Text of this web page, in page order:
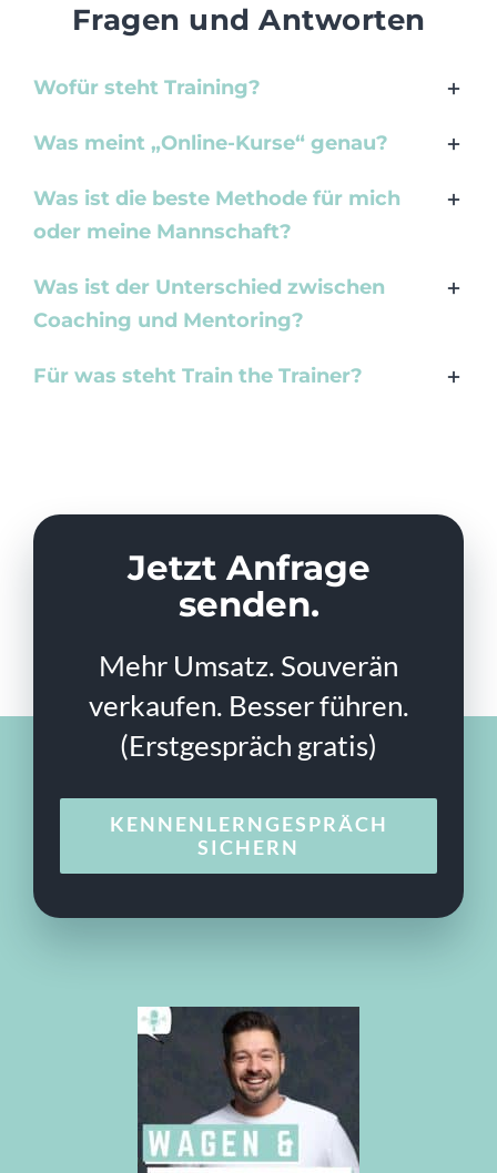
Fragen und Antworten
Wofür steht Training?
Was meint „Online-Kurse“ genau?
Was ist die beste Methode für mich
oder meine Mannschaft?
Was ist der Unterschied zwischen
Coaching und Mentoring?
Für was steht Train the Trainer?
Jetzt Anfrage
senden.
Mehr Umsatz. Souverän
verkaufen. Besser führen.
(Erstgespräch gratis)
KENNENLERNGESPRÄCH
SICHERN